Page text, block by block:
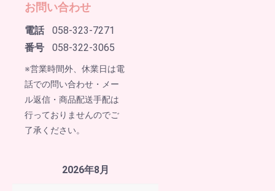
お問い合わせ
電話
番号
058-323-7271
058-322-3065
※営業時間外、休業日は電
話での問い合わせ・メー
ル返信・商品配送手配は
行っておりませんのでご
了承ください。
2026年8月